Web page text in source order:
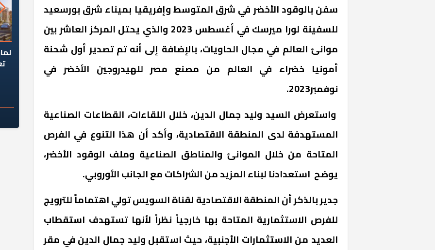
سفن بالوقود الأخضر في شرق المتوسط وإفريقيا بميناء شرق بورسعيد
للسفينة لورا ميرسك في أغسطس 2023 والذي يحتل المركز العاشر بين
موانئ العالم في مجال الحاويات، بالإضافة إلى أنه تم تصدير أول شحنة
أمونيا خضراء في العالم من مصنع مصر للهيدروجين الأخضر في
نوفمبر2023.
واستعرض السيد وليد جمال الدين، خلال اللقاءات، القطاعات الصناعية
المستهدفة لدى المنطقة الاقتصادية، وأكد أن هذا التنوع في الفرص
المتاحة من خلال الموانئ والمناطق الصناعية وملف الوقود الأخضر،
يوضح استعدادنا لبناء المزيد من الشراكات مع الجانب الأوروبي.
جدير بالذكر أن المنطقة الاقتصادية لقناة السويس تولي اهتماماً للترويج
للفرص الاستثمارية المتاحة بها خارجياً نظراً لأنها تستهدف استقطاب
العديد من الاستثمارات الأجنبية، حيث استقبل وليد جمال الدين في مقر
«المؤشر» يطرح السؤال الصعب: هل
كان اختيار خريج معهد العاشر من
رمضان وزيرًا للإسكان قرارًا صائبًا؟
لماذا تخالف الشركات العقارية
تعليمات الرئيس السيسي؟